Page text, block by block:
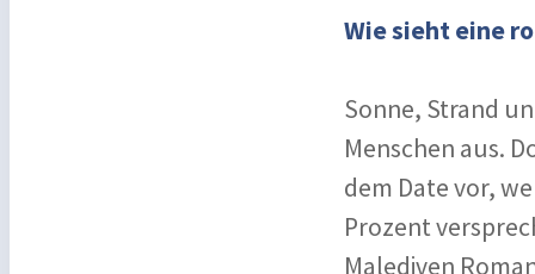
Wie sieht eine
Sonne, Strand
Menschen aus.
dem Date vor,
Prozent
Malediven